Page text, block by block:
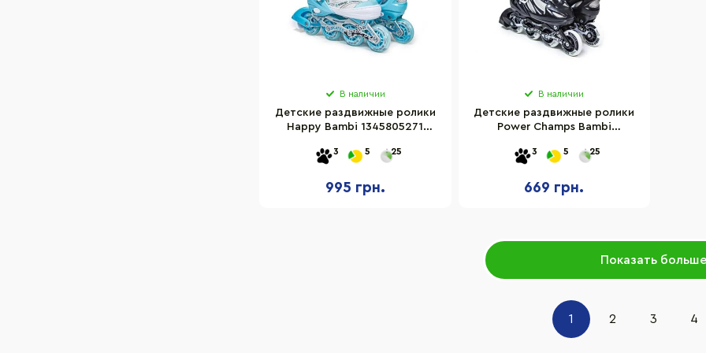
В наличии
Детские раздвижные ролики
Happy Bambi 1345805271
3 5 25
995 грн.
В наличии
Детские раздвижные ролики
Power Champs Bambi
3 5 25
669 грн.
Показать больше
1 2 3 4